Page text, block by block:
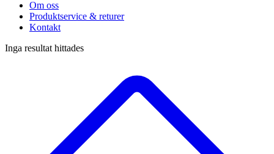
Om oss
Produktservice & returer
Kontakt
Inga resultat hittades